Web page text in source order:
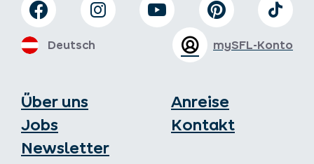
Über uns
Jobs
Newsletter
Anreise
Kontakt
mySFL-Konto
Deutsch